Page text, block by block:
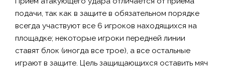
подачи, так как в защите в обязательном порядке
всегда участвуют все 6 игроков находящихся на
площадке; некоторые игроки передней линии
ставят блок (иногда все трое), а все остальные
играют в защите. Цель защищающихся оставить мяч